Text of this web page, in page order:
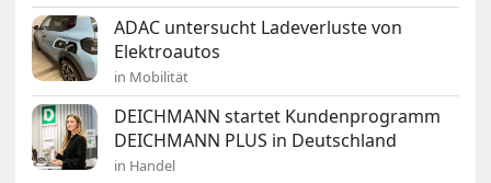
ADAC untersucht Ladeverluste von
Elektroautos
in Mobilität
DEICHMANN startet Kundenprogramm
DEICHMANN PLUS in Deutschland
in Handel